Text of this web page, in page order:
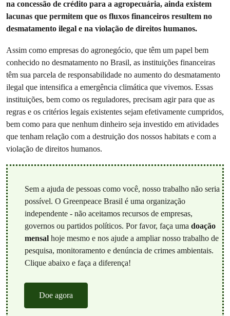
na concessão de crédito para a agropecuária, ainda existem
lacunas que permitem que os fluxos financeiros resultem no
desmatamento ilegal e na violação de direitos humanos.
Assim como empresas do agronegócio, que têm um papel bem
conhecido no desmatamento no Brasil, as instituições financeiras
têm sua parcela de responsabilidade no aumento do desmatamento
ilegal que intensifica a emergência climática que vivemos. Essas
instituições, bem como os reguladores, precisam agir para que as
regras e os critérios legais existentes sejam efetivamente cumpridos,
bem como para que nenhum dinheiro seja investido em atividades
que tenham relação com a destruição dos nossos habitats e com a
violação de direitos humanos.
Sem a ajuda de pessoas como você, nosso trabalho não seria
possível. O Greenpeace Brasil é uma organização
independente - não aceitamos recursos de empresas,
governos ou partidos políticos. Por favor, faça uma doação
mensalhoje mesmo e nos ajude a ampliar nosso trabalho de
pesquisa, monitoramento e denúncia de crimes ambientais.
Clique abaixo e faça a diferença!
Doe agora